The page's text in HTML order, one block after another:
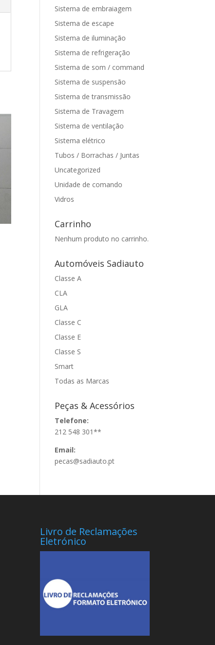
Sistema de embraiagem
Sistema de escape
Sistema de iluminação
Sistema de refrigeração
Sistema de som / command
Sistema de suspensão
Sistema de transmissão
Sistema de Travagem
Sistema de ventilação
Sistema elétrico
Tubos / Borrachas / Juntas
Uncategorized
Unidade de comando
Vidros
Carrinho
Nenhum produto no carrinho.
Automóveis Sadiauto
Classe A
CLA
GLA
Classe C
Classe E
Classe S
Smart
Todas as Marcas
Peças & Acessórios
Telefone:
212 548 301**
Email:
pecas@sadiauto.pt
Livro de Reclamações
Eletrónico